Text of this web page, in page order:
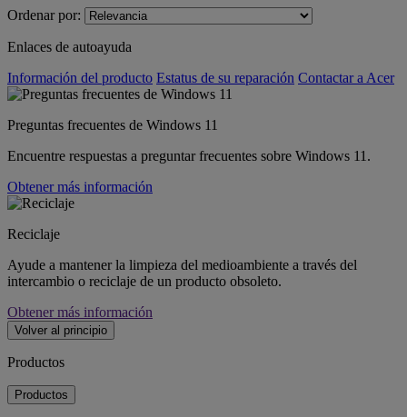
Ordenar por:
Enlaces de autoayuda
Información del producto Estatus de su reparación Contactar a Acer
Preguntas frecuentes de Windows 11
Encuentre respuestas a preguntar frecuentes sobre Windows 11.
Obtener más información
Reciclaje
Ayude a mantener la limpieza del medioambiente a través del
intercambio o reciclaje de un producto obsoleto.
Obtener más información
Volver al principio
Productos
Productos